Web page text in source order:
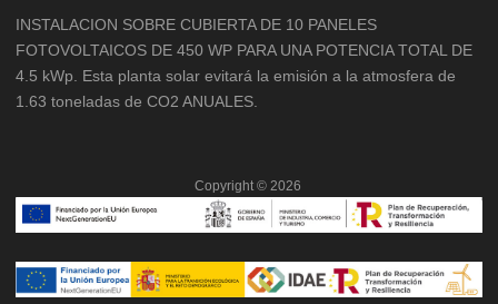
INSTALACION SOBRE CUBIERTA DE 10 PANELES
FOTOVOLTAICOS DE 450 WP PARA UNA POTENCIA TOTAL DE
4.5 kWp. Esta planta solar evitará la emisión a la atmosfera de
1.63 toneladas de CO2 ANUALES.
Copyright © 2026